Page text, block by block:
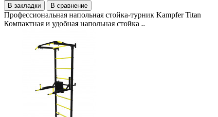
В закладки В сравнение
Профессиональная напольная стойка-турник Kampfer Titan
Компактная и удобная напольная стойка ..